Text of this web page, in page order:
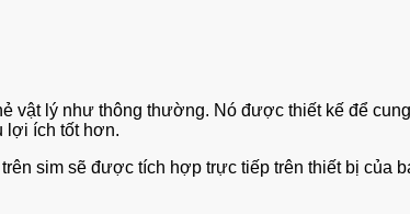
vật lý như thông thường. Nó được thiết kế để
lợi ích tốt hơn.
sim sẽ được tích hợp trực tiếp trên thiết bị của